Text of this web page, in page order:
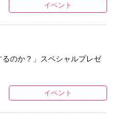
イベント
のか？」スペシャルプレゼ
イベント